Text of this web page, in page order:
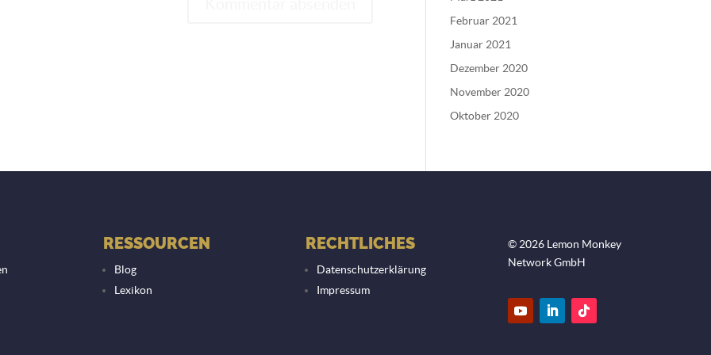
Februar 2021
Januar 2021
Dezember 2020
November 2020
Oktober 2020
RESSOURCEN
Blog
Lexikon
RECHTLICHES
Datenschutzerklärung
Impressum
© 2026 Lemon Monkey
Network GmbH